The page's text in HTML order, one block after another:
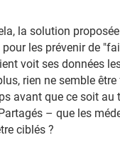
la solution
les prévenir de
voit ses données
rien ne semble
avant que ce soit au
– que les
ciblés ?